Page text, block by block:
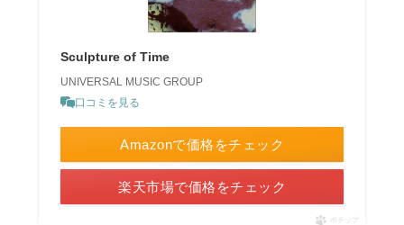
Sculpture of Time
UNIVERSAL MUSIC GROUP
口コミを見る
Amazonで価格をチェック
楽天市場で価格をチェック
ポチップ